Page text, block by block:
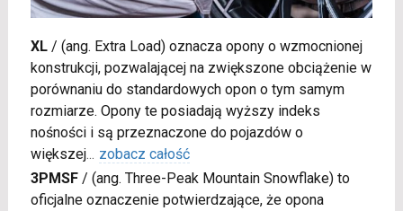
XL/ (ang. Extra Load) oznacza opony o wzmocnionej
konstrukcji, pozwalającej na zwiększone obciążenie w
porównaniu do standardowych opon o tym samym
rozmiarze. Opony te posiadają wyższy indeks
nośności i są przeznaczone do pojazdów o
większej... zobacz całość
3PMSF/ (ang. Three-Peak Mountain Snowflake) to
oficjalne oznaczenie potwierdzające, że opona